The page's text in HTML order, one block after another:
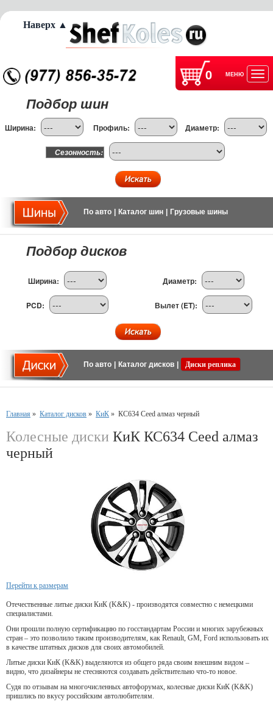
0 МЕНЮ
Подбор шин
Ширина: Профиль: Диаметр:
Сезонность:
По авто Каталог шин Грузовые шины
Подбор дисков
Ширина: Диаметр:
PCD: Вылет (ET):
По авто Каталог дисков Диски реплика
Главная » Каталог дисков » КиК » КС634 Ceed алмаз черный
Колесные диски КиК КС634 Ceed алмаз
черный
Перейти к размерам
Отечественные литые диски КиК (K&K) - производятся совместно с немецкими
специалистами.
Они прошли полную сертификацию по госстандартам России и многих зарубежных
стран – это позволило таким производителям, как Renault, GM, Ford использовать их
в качестве штатных дисков для своих автомобилей.
Литые диски КиК (K&K) выделяются из общего ряда своим внешним видом –
видно, что дизайнеры не стесняются создавать действительно что-то новое.
Судя по отзывам на многочисленных автофорумах, колесные диски КиК (K&K)
пришлись по вкусу российским автолюбителям.
Наверх ▲